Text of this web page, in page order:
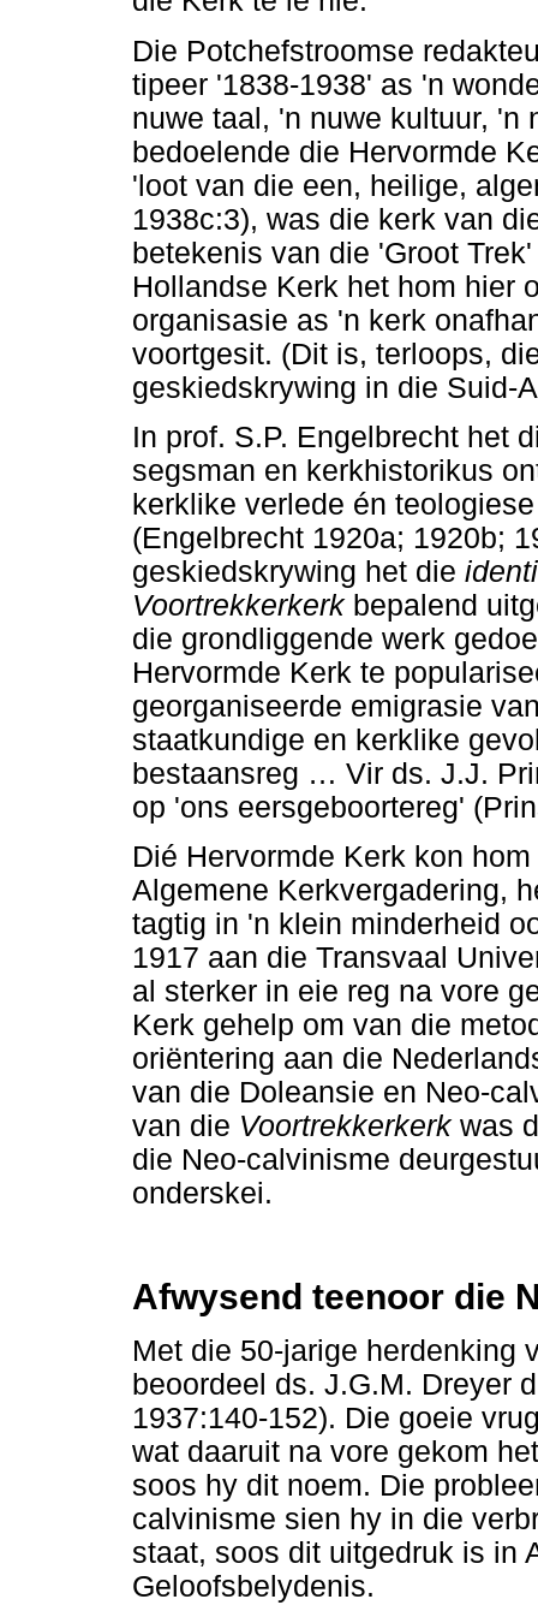
Die Potchefstroomse
tipeer '1838-1938' as 'n
nuwe taal, 'n nuwe kultuur, 'n
bedoelende die Hervormde
'loot van die een, heilige,
1938c:3), was die kerk van
betekenis van die 'Groot
Hollandse Kerk het hom hier
organisasie as 'n kerk
voortgesit. (Dit is, terloops,
geskiedskrywing in die Suid-
In prof. S.P. Engelbrecht het
segsman en kerkhistorikus
kerklike verlede én
(Engelbrecht 1920a; 1920b;
geskiedskrywing het die
Voortrekkerkerkbepalend
die grondliggende werk
Hervormde Kerk te
georganiseerde emigrasie
staatkundige en kerklike
bestaansreg … Vir ds. J.J.
op 'ons eersgeboortereg'
Dié Hervormde Kerk kon
Algemene Kerkvergadering,
tagtig in 'n klein minderheid
1917 aan die Transvaal
al sterker in eie reg na vore
Kerk gehelp om van die
oriëntering aan die
van die Doleansie en Neo-
van die Voortrekkerkerkwas
die Neo-calvinisme
onderskei.
Afwysend teenoor die
Met die 50-jarige herdenking
beoordeel ds. J.G.M. Dreyer
1937:140-152). Die goeie
wat daaruit na vore gekom
soos hy dit noem. Die
calvinisme sien hy in die
staat, soos dit uitgedruk is in
Geloofsbelydenis.